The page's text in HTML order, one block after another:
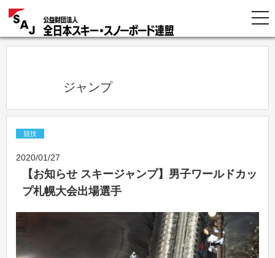
            ジャンプ
競技
2020/01/27
【お知らせ スキージャンプ】男子ワールドカッ
プ札幌大会出場選手